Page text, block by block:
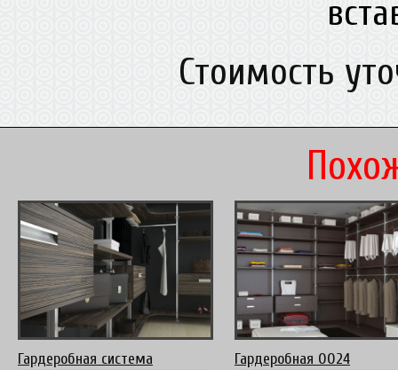
Стоимость
Гардеробная система Гардеробная 0024